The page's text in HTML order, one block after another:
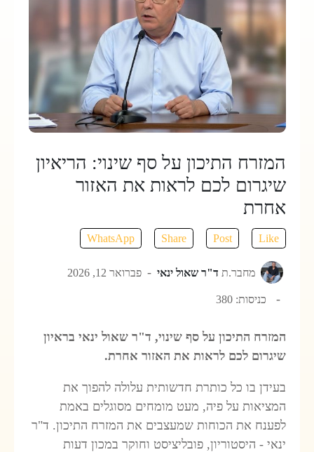
המזרח התיכון על סף שינוי: הריאיון
שיגרום לכם לראות את האזור
אחרת
Like
Post
Share
WhatsApp
מחבר.ת ד"ר שאול ינאי פברואר 12, 2026
כניסות: 380
המזרח התיכון על סף שינוי, ד"ר שאול ינאי בראיון
שיגרום לכם לראות את האזור אחרת.
בעידן בו כל כותרת חדשותית עלולה להפוך את
המציאות על פיה, מעט מומחים מסוגלים באמת
לפענח את הכוחות שמעצבים את המזרח התיכון. ד"ר
ינאי - היסטוריון, פובליציסט וחוקר במכון דעות